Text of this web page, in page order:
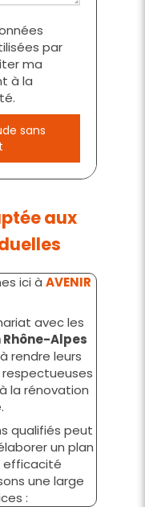
par
ma
à la
sans
aux
ici à AVENIR
avec les
Rhône-Alpes
rendre leurs
la rénovation
qualifiés peut
un plan
efficacité
une large
: